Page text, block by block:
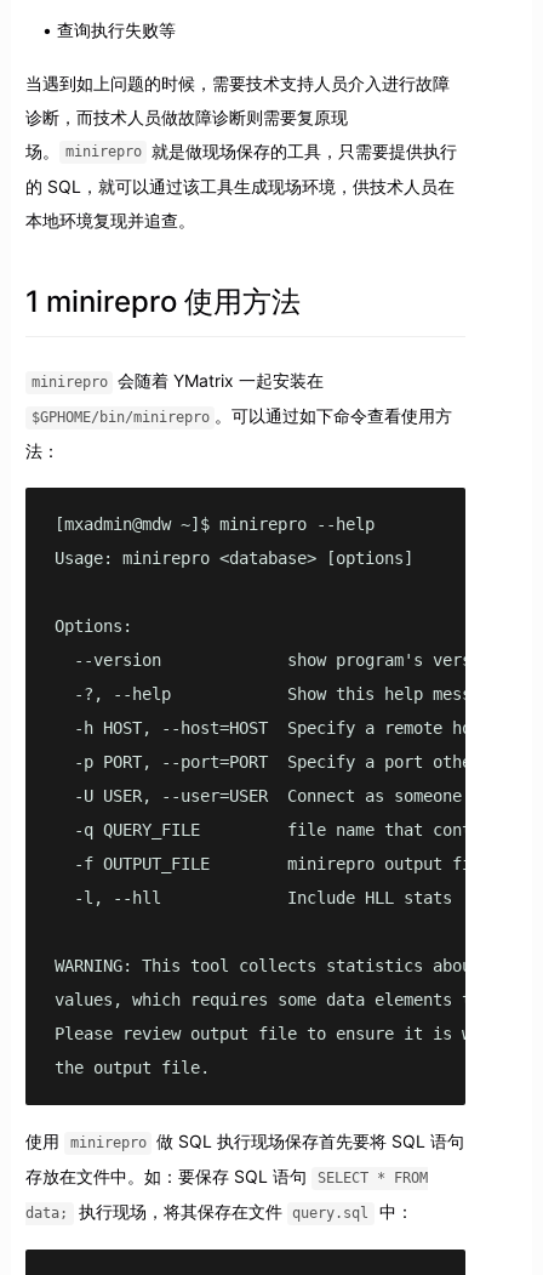
查询执行失败等
当遇到如上问题的时候，需要技术支持人员介入进行故障
诊断，而技术人员做故障诊断则需要复原现
场。
minirepro
就是做现场保存的工具，只需要提供执行
的 SQL，就可以通过该工具生成现场环境，供技术人员在
本地环境复现并追查。
1 minirepro 使用方法
minirepro 会随着 YMatrix 一起安装在
$GPHOME/bin/minirepro 。可以通过如下命令查看使用方
法：
[mxadmin@mdw ~]$ minirepro --help
Usage: minirepro <database> [options]
Options:
--version             show program's version
-?, --help            Show this help message
  -h HOST, --host=HOST  Specify a remote host
-p PORT, --port=PORT  Specify a port other than
-U USER, --user=USER  Connect as someone other
-q QUERY_FILE         file name that contains
  -f OUTPUT_FILE        minirepro output file name
  -l, --hll             Include HLL stats
WARNING: This tool collects statistics about your
values, which requires some data elements to
Please review output file to ensure it is within
the output file.
使用 minirepro
做 SQL 执行现场保存首先要将 SQL 语句
存放在文件中。如：要保存 SQL 语句
SELECT * FROM
data; 执行现场，将其保存在文件 query.sql 中：